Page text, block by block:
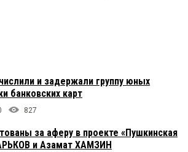
и все таки по многодетности добился 2
и как я понимаю взыскать с
президента по поддержки многодетных
и задержали группу юных
банковских карт
827
за аферу в проекте «Пушкинская
и Азамат ХАМЗИН